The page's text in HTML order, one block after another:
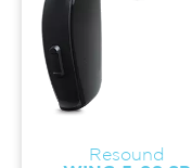
Resound